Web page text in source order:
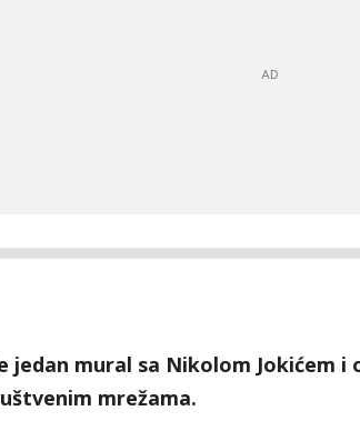
jedan mural sa Nikolom Jokićem i
mrežama.